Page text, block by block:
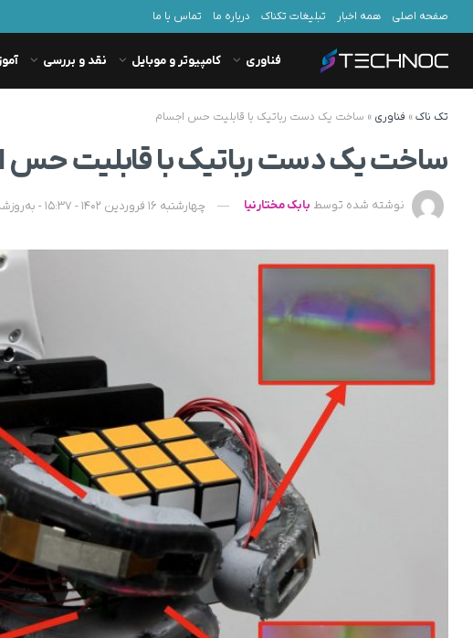
صفحه اصلی همه اخبار تبلیغات تکناک درباره ما تماس با ما
فناوری کامپیوتر و موبایل نقد و بررسی
تک ناک» فناوری » ساخت یک دست رباتیک با قابلیت حس اجسام
ساخت یک دست رباتیک با قابلیت حس
نوشته شده توسط بابک مختارنیا چهارشنبه 16 فروردین 1402 - 15:37 - به‌روزشده در پنجشنبه 24 فروردین 1402 - 15:39